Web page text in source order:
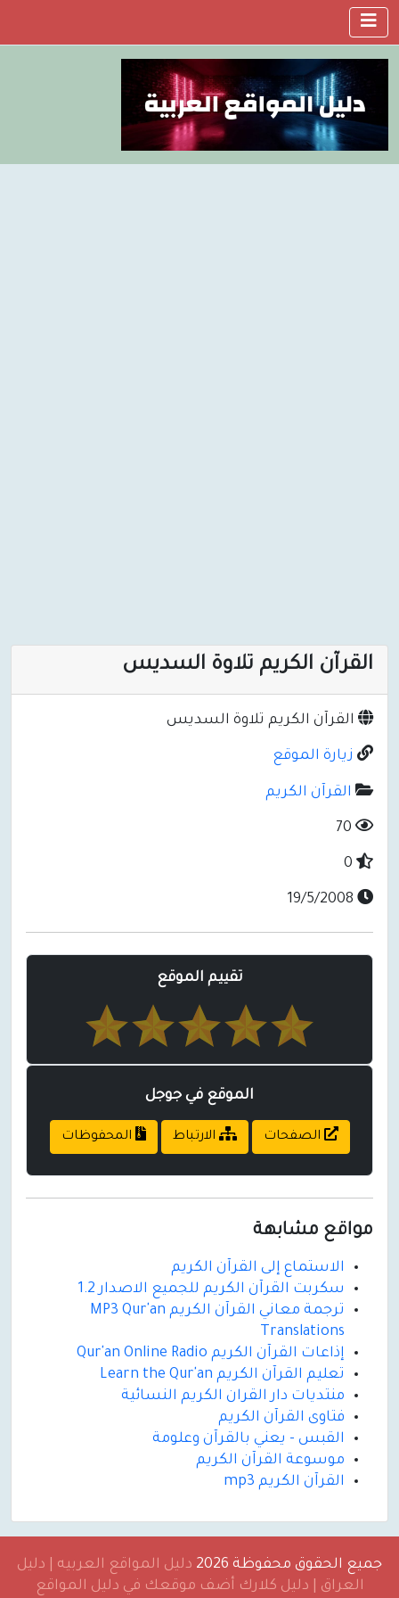
القرآن الكريم تلاوة السديس
القرآن الكريم تلاوة السديس
زيارة الموقع
القرآن الكريم
تقييم الموقع
الموقع في جوجل
الصفحات الارتباط المحفوظات
مواقع مشابهة
الاستماع إلى القرآن الكريم
سكربت القرآن الكريم للجميع الاصدار 1.2
ترجمة معاني القرآن الكريم MP3 Qur'an
Translations
إذاعات القرآن الكريم Qur'an Online Radio
تعليم القرآن الكريم Learn the Qur'an
منتديات دار القران الكريم النسائية
فتاوى القرآن الكريم
القبس - يعني بالقرآن وعلومة
موسوعة القرآن الكريم
القرآن الكريم mp3
جميع الحقوق محفوظة 2026
دليل المواقع العربيه | دليل
العراق | دليل كلارك أضف موقعك في دليل المواقع